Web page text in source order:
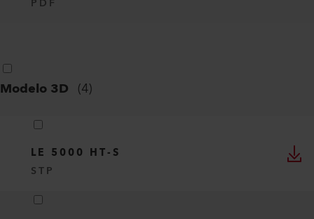
PDF
Modelo 3D (4)
LE 5000 HT-S
STP